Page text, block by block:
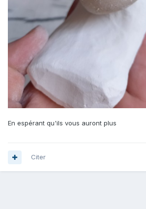
En espérant qu'ils vous auront plus
Citer